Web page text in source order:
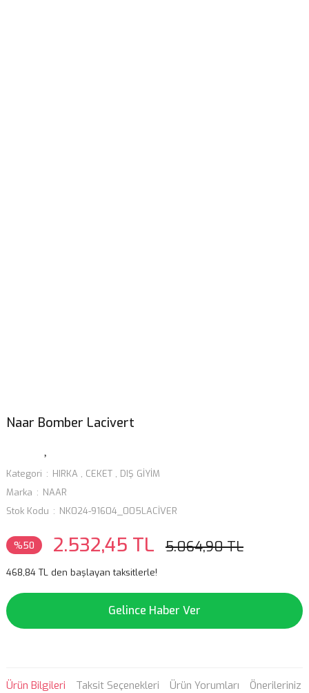
Naar Bomber Lacivert
Kategori HIRKA , CEKET , DIŞ GİYİM
Marka
NAAR
Stok Kodu
NK024-91604_005LACİVER
%50 2.532,45 TL 5.064,90 TL
468,84 TL den başlayan taksitlerle!
Gelince Haber Ver
Ürün Bilgileri Taksit Seçenekleri Ürün Yorumları Önerileriniz